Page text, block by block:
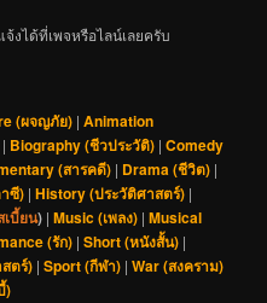
งได้ที่เพจหรือไลน์เลยครับ
(ผจญภัย) |Animation
| Biography (ชีวประวัติ) |Comedy
(สารคดี) | Drama (ชีวิต) |
ซี) |History (ประวัติศาสตร์) |
เบี้ยน) |Music (เพลง) |Musical
(รัก) |Short (หนังสั้น) |
ตร์) |Sport (กีฬา) |War (สงคราม)
)